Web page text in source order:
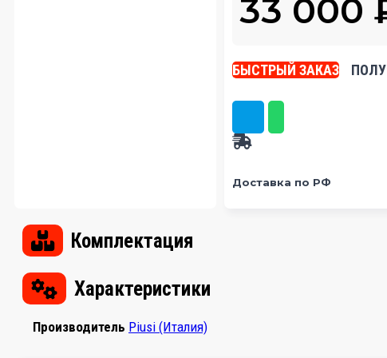
33 000
БЫСТРЫЙ ЗАКАЗ
Доставка по РФ
Комплектация
Характеристики
Производитель Piusi (Италия)